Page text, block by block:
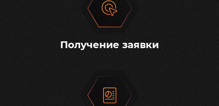
Получение заявки